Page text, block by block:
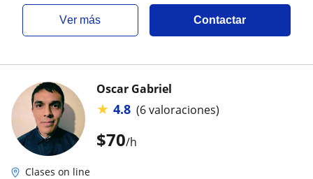
ver más Contactar
$70/h
Oscar Gabriel
★ 4.8 (6 valoraciones)
Clases on line